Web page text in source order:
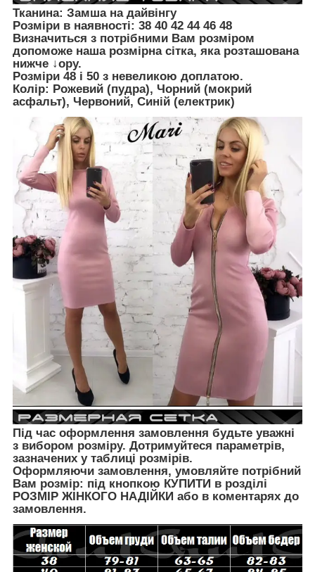
Тканина: Замша на дайвінгу
Розміри в наявності: 38 40 42 44 46 48
Визначиться з потрібними Вам розміром
допоможе наша розмірна сітка, яка розташована
нижче ↓ору.
Розміри 48 і 50 з невеликою доплатою.
Колір: Рожевий (пудра), Чорний (мокрий
асфальт), Червоний, Синій (електрик)
Під час оформлення замовлення будьте уважні
з вибором розміру. Дотримуйтеся параметрів,
зазначених у таблиці розмірів.
Оформляючи замовлення, умовляйте потрібний
Вам розмір: під кнопкою КУПИТИ в розділі
РОЗМІР ЖІНКОГО НАДІЙКИ або в коментарях до
замовлення.